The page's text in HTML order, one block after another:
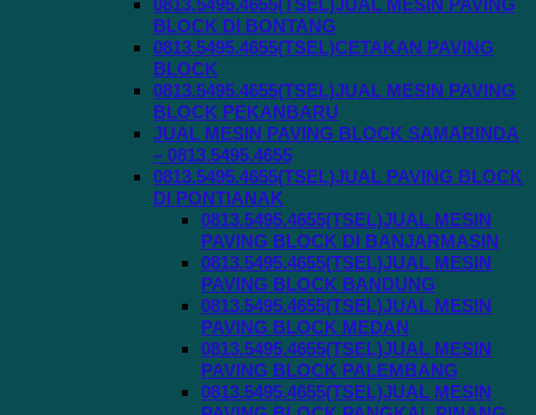
0813.5495.4655(TSEL)JUAL MESIN PAVING
BLOCK DI BONTANG
0813.5495.4655(TSEL)CETAKAN PAVING
BLOCK
0813.5495.4655(TSEL)JUAL MESIN PAVING
BLOCK PEKANBARU
JUAL MESIN PAVING BLOCK SAMARINDA
– 0813.5495.4655
0813.5495.4655(TSEL)JUAL PAVING BLOCK
DI PONTIANAK
0813.5495.4655(TSEL)JUAL MESIN
PAVING BLOCK DI BANJARMASIN
0813.5495.4655(TSEL)JUAL MESIN
PAVING BLOCK BANDUNG
0813.5495.4655(TSEL)JUAL MESIN
PAVING BLOCK MEDAN
0813.5495.4655(TSEL)JUAL MESIN
PAVING BLOCK PALEMBANG
0813.5495.4655(TSEL)JUAL MESIN